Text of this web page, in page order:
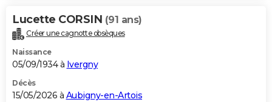
Lucette CORSIN (91 ans)
Créer une cagnotte obsèques
Naissance
05/09/1934 à Ivergny
Décès
15/05/2026 à Aubigny-en-Artois